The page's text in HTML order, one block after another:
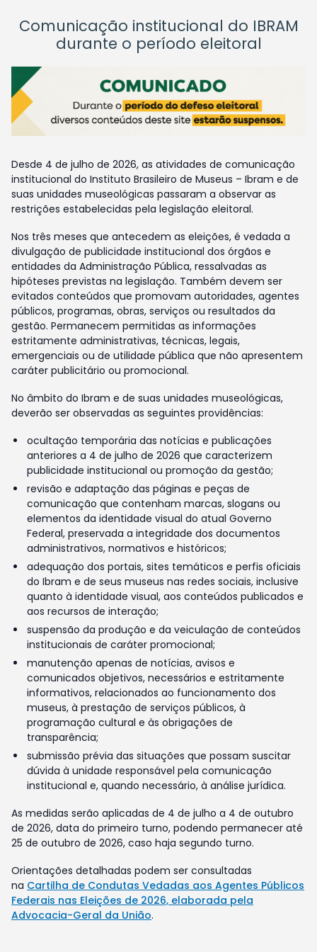
Comunicação institucional do IBRAM
durante o período eleitoral
Desde 4 de julho de 2026, as atividades de comunicação
institucional do Instituto Brasileiro de Museus – Ibram e de
suas unidades museológicas passaram a observar as
restrições estabelecidas pela legislação eleitoral.
Nos três meses que antecedem as eleições, é vedada a
divulgação de publicidade institucional dos órgãos e
entidades da Administração Pública, ressalvadas as
hipóteses previstas na legislação. Também devem ser
evitados conteúdos que promovam autoridades, agentes
públicos, programas, obras, serviços ou resultados da
gestão. Permanecem permitidas as informações
estritamente administrativas, técnicas, legais,
emergenciais ou de utilidade pública que não apresentem
caráter publicitário ou promocional.
No âmbito do Ibram e de suas unidades museológicas,
deverão ser observadas as seguintes providências:
ocultação temporária das notícias e publicações
anteriores a 4 de julho de 2026 que caracterizem
publicidade institucional ou promoção da gestão;
revisão e adaptação das páginas e peças de
comunicação que contenham marcas, slogans ou
elementos da identidade visual do atual Governo
Federal, preservada a integridade dos documentos
administrativos, normativos e históricos;
adequação dos portais, sites temáticos e perfis oficiais
do Ibram e de seus museus nas redes sociais, inclusive
quanto à identidade visual, aos conteúdos publicados e
aos recursos de interação;
suspensão da produção e da veiculação de conteúdos
institucionais de caráter promocional;
manutenção apenas de notícias, avisos e
comunicados objetivos, necessários e estritamente
informativos, relacionados ao funcionamento dos
museus, à prestação de serviços públicos, à
programação cultural e às obrigações de
transparência;
submissão prévia das situações que possam suscitar
dúvida à unidade responsável pela comunicação
institucional e, quando necessário, à análise jurídica.
As medidas serão aplicadas de 4 de julho a 4 de outubro
de 2026, data do primeiro turno, podendo permanecer até
25 de outubro de 2026, caso haja segundo turno.
Orientações detalhadas podem ser consultadas
na Cartilha de Condutas Vedadas aos Agentes Públicos
Federais nas Eleições de 2026, elaborada pela
Advocacia-Geral da União.